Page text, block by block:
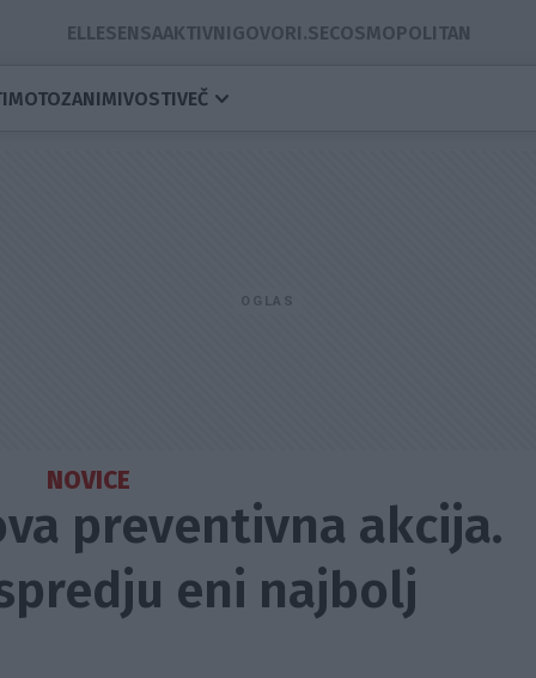
ELLESENSAAKTIVNIGOVORI.SECOSMOPOLITAN
MOTOZANIMIVOSTIVEČ
NOVICE
preventivna akcija.
eni najbolj